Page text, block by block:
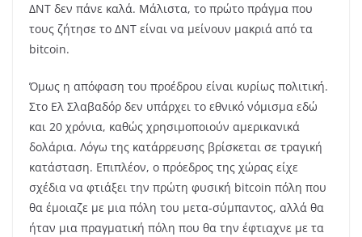
ΔΝΤ δεν πάνε καλά. Μάλιστα, το πρώτο πράγμα που
τους ζήτησε το ΔΝΤ είναι να μείνουν μακριά από τα
bitcoin.
Όμως η απόφαση του προέδρου είναι κυρίως πολιτική.
Στο Ελ Σλαβαδόρ δεν υπάρχει το εθνικό νόμισμα εδώ
και 20 χρόνια, καθώς χρησιμοποιούν αμερικανικά
δολάρια. Λόγω της κατάρρευσης βρίσκεται σε τραγική
κατάσταση. Επιπλέον, ο πρόεδρος της χώρας είχε
σχέδια να φτιάξει την πρώτη φυσική bitcoin πόλη που
θα έμοιαζε με μια πόλη του μετα-σύμπαντος, αλλά θα
ήταν μια πραγματική πόλη που θα την έφτιαχνε με τα